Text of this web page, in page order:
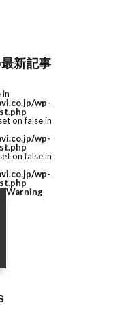
新記事
in
wp-
on false in
wp-
on false in
wp-
Warning